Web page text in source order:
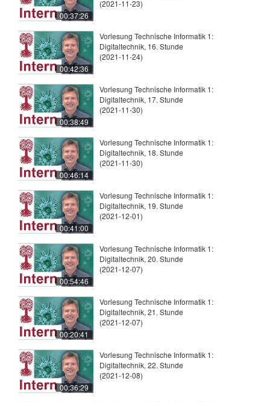
00:37:26
(2021-11-23)
00:42:36
Vorlesung Technische Informatik 1:
Digitaltechnik, 16. Stunde
(2021-11-24)
00:38:49
Vorlesung Technische Informatik 1:
Digitaltechnik, 17. Stunde
(2021-11-30)
00:46:14
Vorlesung Technische Informatik 1:
Digitaltechnik, 18. Stunde
(2021-11-30)
00:41:00
Vorlesung Technische Informatik 1:
Digitaltechnik, 19. Stunde
(2021-12-01)
00:54:46
Vorlesung Technische Informatik 1:
Digitaltechnik, 20. Stunde
(2021-12-07)
00:20:41
Vorlesung Technische Informatik 1:
Digitaltechnik, 21. Stunde
(2021-12-07)
00:36:29
Vorlesung Technische Informatik 1:
Digitaltechnik, 22. Stunde
(2021-12-08)